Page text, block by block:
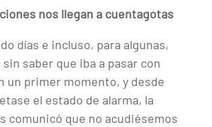
nos llegan a cuentagotas
días e incluso, para algunas,
sin saber que iba a pasar con
un primer momento, y desde
el estado de alarma, la
comunicó que no acudiésemos